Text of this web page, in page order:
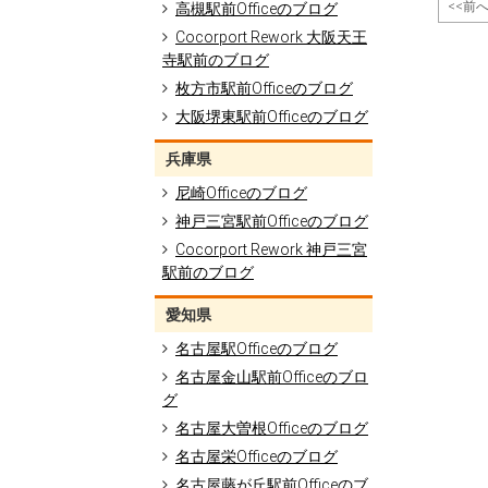
高槻駅前Officeのブログ
Cocorport Rework 大阪天王
寺駅前のブログ
枚方市駅前Officeのブログ
大阪堺東駅前Officeのブログ
兵庫県
尼崎Officeのブログ
神戸三宮駅前Officeのブログ
Cocorport Rework 神戸三宮
駅前のブログ
愛知県
名古屋駅Officeのブログ
名古屋金山駅前Officeのブロ
グ
名古屋大曽根Officeのブログ
名古屋栄Officeのブログ
<<前へ